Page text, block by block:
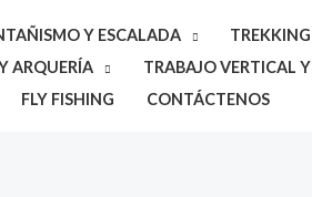
Y ESCALADA
ARQUERÍA TRABAJO VERTICAL
FLY FISHING CONTÁCTENOS